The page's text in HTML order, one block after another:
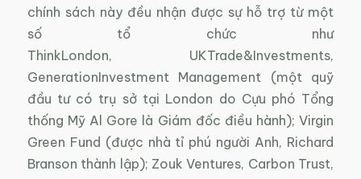
chính sách này đều nhận được sự hỗ trợ từ một
số tổ chức như
ThinkLondon, UKTrade&Investments,
GenerationInvestment Management (một quỹ
đầu tư có trụ sở tại London do Cựu phó Tổng
thống Mỹ Al Gore là Giám đốc điều hành); Virgin
Green Fund (được nhà tỉ phú người Anh, Richard
Branson thành lập); Zouk Ventures, Carbon Trust,